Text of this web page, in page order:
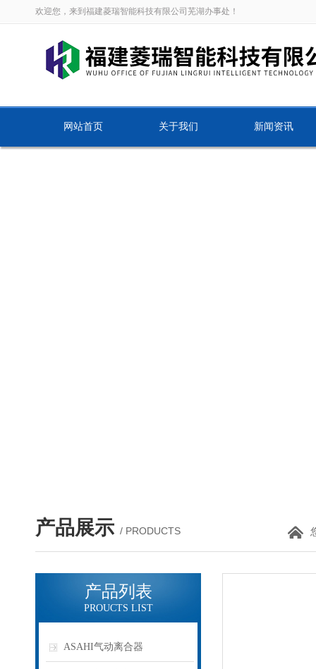
欢迎您，来到福建菱瑞智能科技有限公司芜湖办事处！
网站首页 关于我们 新闻资讯
产品展示 / PRODUCTS
产品列表
PROUCTS LIST
ASAHI气动离合器